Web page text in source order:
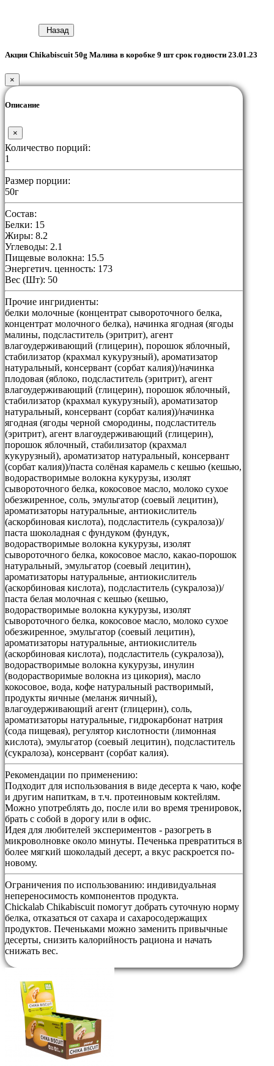
Назад
Акция Chikabiscuit 50g Малина в коробке 9 шт срок годности 23.01.23
×
Описание
×
Количество порций:
1
Размер порции:
50г
Состав:
Белки: 15
Жиры: 8.2
Углеводы: 2.1
Пищевые волокна: 15.5
Энергетич. ценность: 173
Вес (Шт): 50
Прочие ингридиенты:
белки молочные (концентрат сывороточного белка,
концентрат молочного белка), начинка ягодная (ягоды
малины, подсластитель (эритрит), агент
влагоудерживающий (глицерин), порошок яблочный,
стабилизатор (крахмал кукурузный), ароматизатор
натуральный, консервант (сорбат калия))/начинка
плодовая (яблоко, подсластитель (эритрит), агент
влагоудерживающий (глицерин), порошок яблочный,
стабилизатор (крахмал кукурузный), ароматизатор
натуральный, консервант (сорбат калия))/начинка
ягодная (ягоды черной смородины, подсластитель
(эритрит), агент влагоудерживающий (глицерин),
порошок яблочный, стабилизатор (крахмал
кукурузный), ароматизатор натуральный, консервант
(сорбат калия))/паста солёная карамель с кешью (кешью,
водорастворимые волокна кукурузы, изолят
сывороточного белка, кокосовое масло, молоко сухое
обезжиренное, соль, эмульгатор (соевый лецитин),
ароматизаторы натуральные, антиокислитель
(аскорбиновая кислота), подсластитель (сукралоза))/
паста шоколадная с фундуком (фундук,
водорастворимые волокна кукурузы, изолят
сывороточного белка, кокосовое масло, какао-порошок
натуральный, эмульгатор (соевый лецитин),
ароматизаторы натуральные, антиокислитель
(аскорбиновая кислота), подсластитель (сукралоза))/
паста белая молочная с кешью (кешью,
водорастворимые волокна кукурузы, изолят
сывороточного белка, кокосовое масло, молоко сухое
обезжиренное, эмульгатор (соевый лецитин),
ароматизаторы натуральные, антиокислитель
(аскорбиновая кислота), подсластитель (сукралоза)),
водорастворимые волокна кукурузы, инулин
(водорастворимые волокна из цикория), масло
кокосовое, вода, кофе натуральный растворимый,
продукты яичные (меланж яичный),
влагоудерживающий агент (глицерин), соль,
ароматизаторы натуральные, гидрокарбонат натрия
(сода пищевая), регулятор кислотности (лимонная
кислота), эмульгатор (соевый лецитин), подсластитель
(сукралоза), консервант (сорбат калия).
Рекомендации по применению:
Подходит для использования в виде десерта к чаю, кофе
и другим напиткам, в т.ч. протеиновым коктейлям.
Можно употреблять до, после или во время тренировок,
брать с собой в дорогу или в офис.
Идея для любителей экспериментов - разогреть в
микроволновке около минуты. Печенька превратиться в
более мягкий шоколадый десерт, а вкус раскроется по-
новому.
Ограничения по использованию: индивидуальная
непереносимость компонентов продукта.
Chickalab Chikabiscuit помогут добрать суточную норму
белка, отказаться от сахара и сахаросодержащих
продуктов. Печеньками можно заменить привычные
десерты, снизить калорийность рациона и начать
снижать вес.